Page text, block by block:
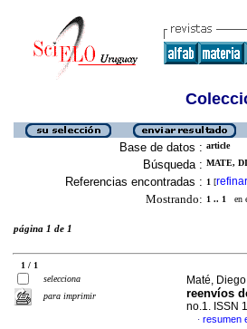
Base de datos : article
Búsqueda : MATE,
Referencias encontradas : 1 [refinar
Mostrando: 1 .. 1 en
página 1 de 1
1 / 1
selecciona
para imprimir
Maté,
reenvíos
no.1. ISSN
· resumen